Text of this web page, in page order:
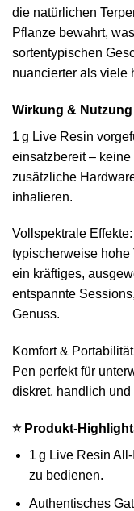
die natürlichen
Pflanze bewahrt,
sortentypischen
nuancierter als viele
Wirkung & Nutzung
1 g Live Resin
einsatzbereit –
zusätzliche
inhalieren.
Vollspektrale
typischerweise hohe
ein kräftiges,
entspannte
Genuss.
Komfort &
Pen perfekt für
diskret, handlich und
⭐
1 g Live Resin
zu bedienen.
Authentisches